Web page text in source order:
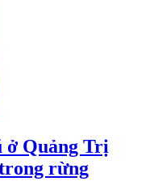
ở Quảng Trị
rừng